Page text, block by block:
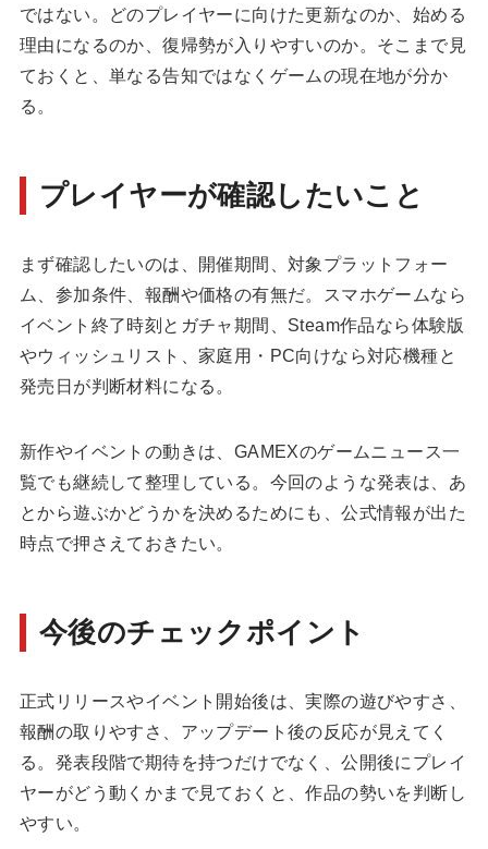
ではない。どのプレイヤーに向けた更新なのか、始める
理由になるのか、復帰勢が入りやすいのか。そこまで見
ておくと、単なる告知ではなくゲームの現在地が分か
る。
プレイヤーが確認したいこと
まず確認したいのは、開催期間、対象プラットフォー
ム、参加条件、報酬や価格の有無だ。スマホゲームなら
イベント終了時刻とガチャ期間、Steam作品なら体験版
やウィッシュリスト、家庭用・PC向けなら対応機種と
発売日が判断材料になる。
新作やイベントの動きは、 GAMEXのゲームニュース一
覧でも継続して整理している。今回のような発表は、あ
とから遊ぶかどうかを決めるためにも、公式情報が出た
時点で押さえておきたい。
今後のチェックポイント
正式リリースやイベント開始後は、実際の遊びやすさ、
報酬の取りやすさ、アップデート後の反応が見えてく
る。発表段階で期待を持つだけでなく、公開後にプレイ
ヤーがどう動くかまで見ておくと、作品の勢いを判断し
やすい。